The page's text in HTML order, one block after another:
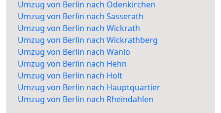
Umzug von Berlin nach Odenkirchen
Umzug von Berlin nach Sasserath
Umzug von Berlin nach Wickrath
Umzug von Berlin nach Wickrathberg
Umzug von Berlin nach Wanlo
Umzug von Berlin nach Hehn
Umzug von Berlin nach Holt
Umzug von Berlin nach Hauptquartier
Umzug von Berlin nach Rheindahlen